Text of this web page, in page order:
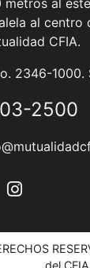
al centro
CFIA.
2346-1000.
2500
del CFIA